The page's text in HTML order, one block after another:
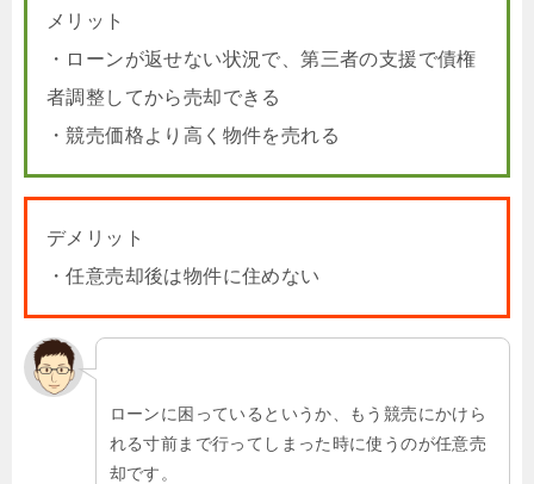
メリット
・ローンが返せない状況で、第三者の支援で債権
者調整してから売却できる
・競売価格より高く物件を売れる
デメリット
・任意売却後は物件に住めない
ローンに困っているというか、もう競売にかけら
れる寸前まで行ってしまった時に使うのが任意売
却です。